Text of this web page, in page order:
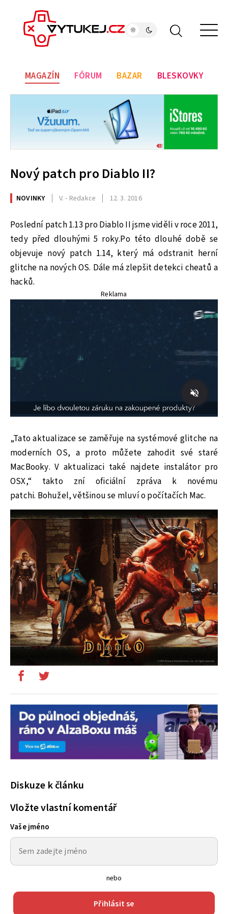
MAGAZÍN FÓRUM BAZAR BLESKOVKY
Nový patch pro Diablo II?
NOVINKY V. - Redakce 12. 3. 2016
Poslední patch 1.13 pro Diablo II jsme viděli v roce 2011,
tedy před dlouhými 5 roky.Po této dlouhé době se
objevuje nový patch 1.14, který má odstranit herní
glitche na nových OS. Dále má zlepšit detekci cheatů a
hacků.
Reklama
„Tato aktualizace se zaměřuje na systémové glitche na
moderních OS, a proto můžete zahodit své staré
MacBooky. V aktualizaci také najdete instalátor pro
OSX,“ takto zní oficiální zpráva k novému
patchi. Bohužel, většinou se mluví o počítačích Mac.
Diskuze k článku
Vložte vlastní komentář
Vaše jméno
nebo
Přihlásit se